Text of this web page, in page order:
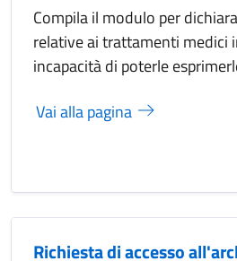
Compila il modulo per
relative ai trattamenti medici
incapacità di poterle
Vai alla pagina
Richiesta di accesso